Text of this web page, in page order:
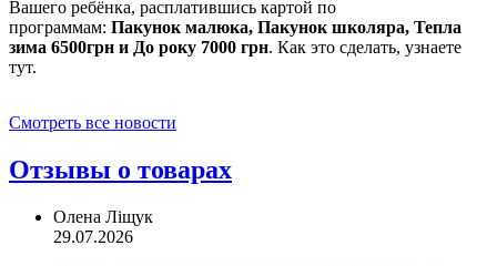
Вашего ребёнка, расплатившись картой по
программам: Пакунок малюка, Пакунок школяра, Тепла
зима 6500грн и До року 7000 грн. Как это сделать, узнаете
тут.
Смотреть все новости
Отзывы о товарах
Олена Ліщук
29.07.2026